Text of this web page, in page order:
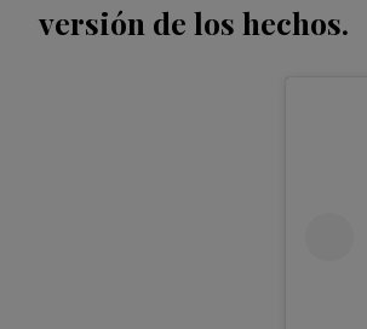
versión de los hechos.